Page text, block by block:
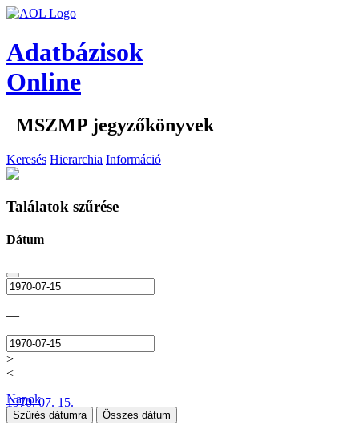
Adatbázisok
Online
MSZMP jegyzőkönyvek
Keresés Hierarchia Információ
Találatok szűrése
Dátum
—
>
<
1970. 07. 15.
Napok
Szűrés dátumra Összes dátum